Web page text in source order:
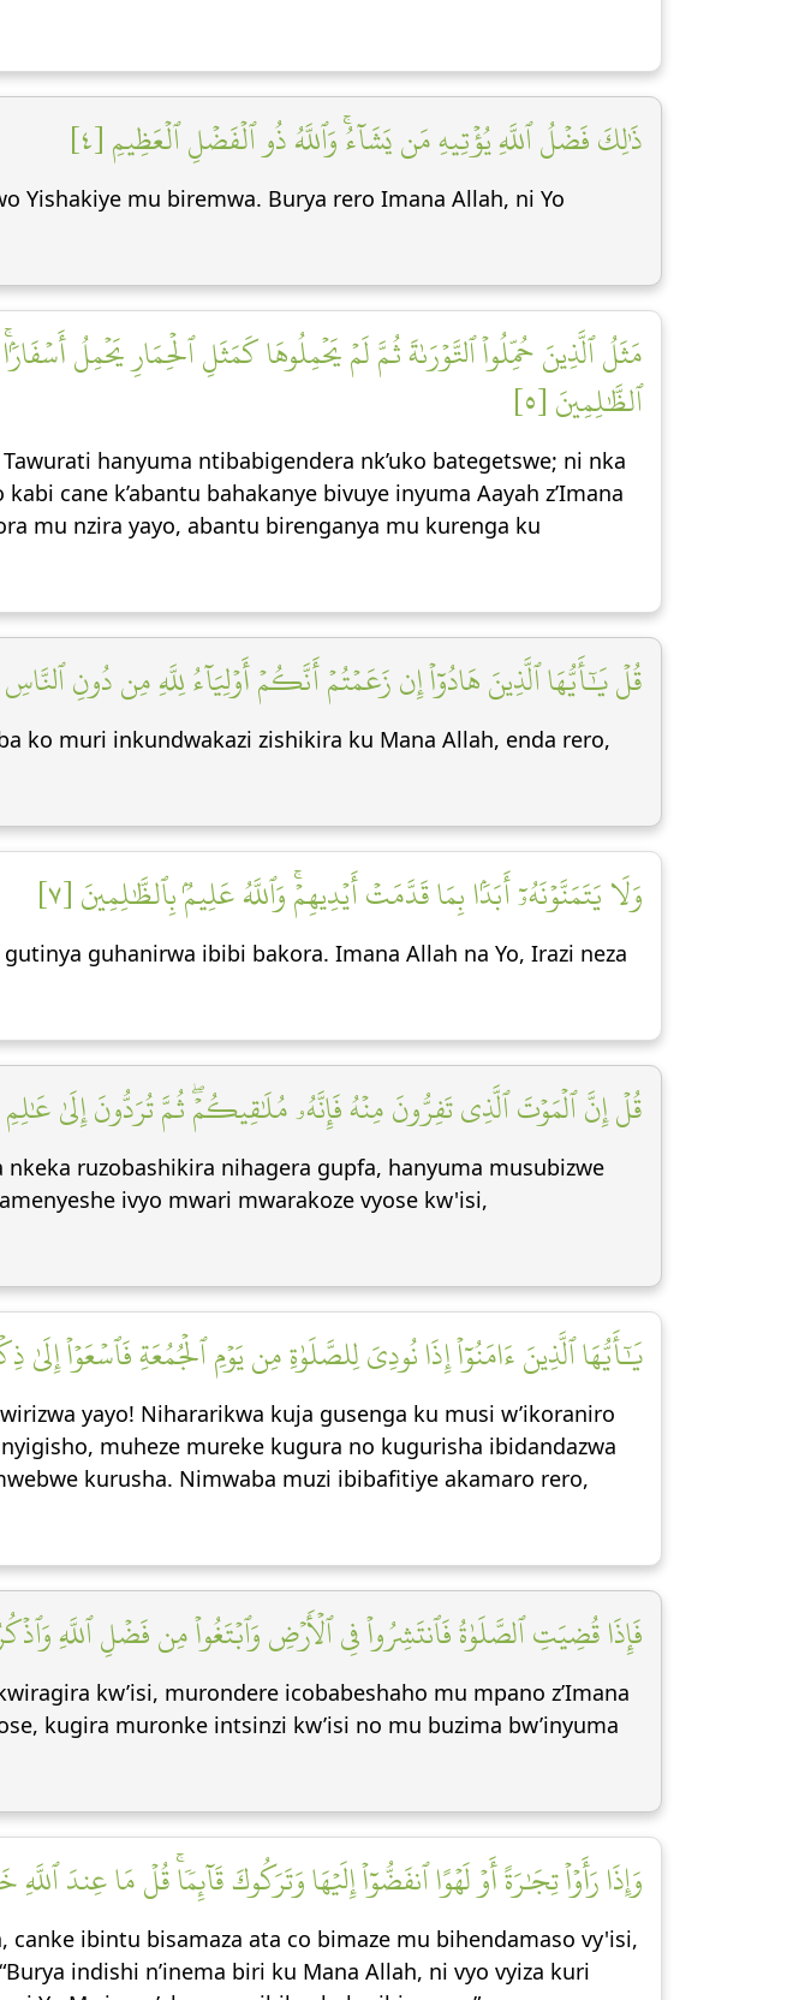
ذَٰلِكَ فَضۡلُ ٱللَّهِ يُؤۡتِيهِ مَن يَشَآءُۚ وَٱللَّهُ ذُو ٱلۡفَضۡلِ ٱلۡعَظِيمِ [٤]
Yishakiye mu biremwa. Burya rero Imana Allah, ni Yo
مَثَلُ ٱلَّذِينَ حُمِّلُواْ ٱلتَّوۡرَىٰةَ ثُمَّ لَمۡ يَحۡمِلُوهَا كَمَثَلِ ٱلۡحِمَارِ يَحۡمِلُ
ٱلظَّٰلِمِينَ [٥]
hanyuma ntibabigendera nk’uko bategetswe; ni nka
cane k’abantu bahakanye bivuye inyuma Aayah z’Imana
mu nzira yayo, abantu birenganya mu kurenga ku
قُلۡ يَٰٓأَيُّهَا ٱلَّذِينَ هَادُوٓاْ إِن زَعَمۡتُمۡ أَنَّكُمۡ أَوۡلِيَآءُ لِلَّهِ مِن دُونِ
ko muri inkundwakazi zishikira ku Mana Allah, enda rero,
وَلَا يَتَمَنَّوۡنَهُۥٓ أَبَدَۢا بِمَا قَدَّمَتۡ أَيۡدِيهِمۡۚ وَٱللَّهُ عَلِيمُۢ بِٱلظَّٰلِمِينَ [٧]
guhanirwa ibibi bakora. Imana Allah na Yo, Irazi neza
قُلۡ إِنَّ ٱلۡمَوۡتَ ٱلَّذِي تَفِرُّونَ مِنۡهُ فَإِنَّهُۥ مُلَٰقِيكُمۡۖ ثُمَّ تُرَدُّونَ إِلَىٰ
ruzobashikira nihagera gupfa, hanyuma musubizwe
ivyo mwari mwarakoze vyose kw'isi,
يَٰٓأَيُّهَا ٱلَّذِينَ ءَامَنُوٓاْ إِذَا نُودِيَ لِلصَّلَوٰةِ مِن يَوۡمِ ٱلۡجُمُعَةِ فَٱسۡعَوۡاْ
yayo! Nihararikwa kuja gusenga ku musi w’ikoraniro
muheze mureke kugura no kugurisha ibidandazwa
kurusha. Nimwaba muzi ibibafitiye akamaro rero,
فَإِذَا قُضِيَتِ ٱلصَّلَوٰةُ فَٱنتَشِرُواْ فِي ٱلۡأَرۡضِ وَٱبۡتَغُواْ مِن فَضۡلِ ٱللَّهِ
kw’isi, murondere icobabeshaho mu mpano z’Imana
kugira muronke intsinzi kw’isi no mu buzima bw’inyuma
وَإِذَا رَأَوۡاْ تِجَٰرَةً أَوۡ لَهۡوًا ٱنفَضُّوٓاْ إِلَيۡهَا وَتَرَكُوكَ قَآئِمٗاۚ قُلۡ مَا عِندَ
ibintu bisamaza ata co bimaze mu bihendamaso vy'isi,
indishi n’inema biri ku Mana Allah, ni vyo vyiza kuri